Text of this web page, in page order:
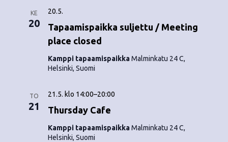
a
KE
20
Tapaamispaikka suljettu / Meeting
place closed
20.5.
Kamppi tapaamispaikkaMalminkatu 24 C,
Helsinki, Suomi
TO
21 Thursday Cafe
21.5. klo 14:00–20:00
Kamppi tapaamispaikkaMalminkatu 24 C,
Helsinki, Suomi